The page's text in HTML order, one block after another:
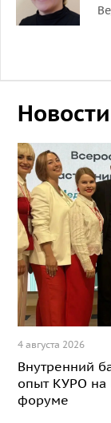
4 августа 2026
Внутренний
опыт КУРО на
форуме